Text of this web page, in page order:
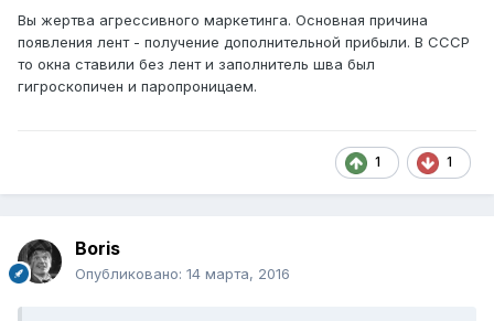
Вы жертва агрессивного маркетинга. Основная причина
появления лент - получение дополнительной прибыли. В СССР
то окна ставили без лент и заполнитель шва был
гигроскопичен и паропроницаем.
1 1
Boris
Опубликовано: 14 марта, 2016